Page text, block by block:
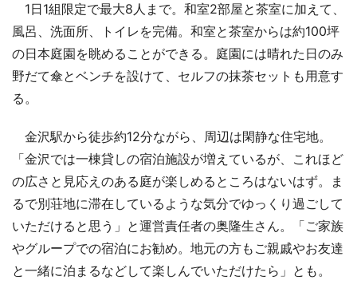
1日1組限定で最大8人まで。和室2部屋と茶室に加えて、
風呂、洗面所、トイレを完備。和室と茶室からは約100坪
の日本庭園を眺めることができる。庭園には晴れた日のみ
野だて傘とベンチを設けて、セルフの抹茶セットも用意す
る。
金沢駅から徒歩約12分ながら、周辺は閑静な住宅地。
「金沢では一棟貸しの宿泊施設が増えているが、これほど
の広さと見応えのある庭が楽しめるところはないはず。ま
るで別荘地に滞在しているような気分でゆっくり過ごして
いただけると思う」と運営責任者の奥隆生さん。「ご家族
やグループでの宿泊にお勧め。地元の方もご親戚やお友達
と一緒に泊まるなどして楽しんでいただけたら」とも。